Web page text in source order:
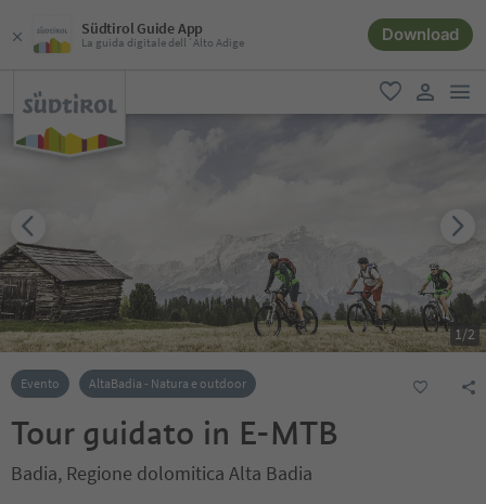
Südtirol Guide App
La guida digitale dell´Alto Adige Download
favoriti
user link
1/2
Evento AltaBadia - Natura e outdoor
Tour guidato in E-MTB
Badia, Regione dolomitica Alta Badia